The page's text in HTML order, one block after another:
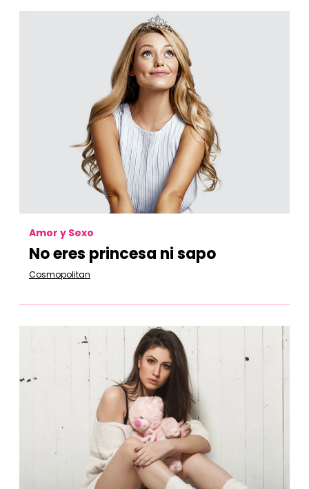
Amor y Sexo
No eres princesa ni sapo
Cosmopolitan